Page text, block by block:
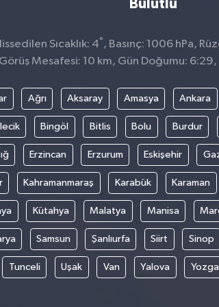
Bulutlu
Sıcaklık: 4° , Basınç: 1006 hPa,
Mesafesi: 10 km, Gün Doğumu: 6:29,
Ağrı Aksaray Amasya Ankara
Bingöl Bitlis Bolu Burdur
Erzincan Erzurum Eskişehir
Kahramanmaraş Karabük Karaman
Kütahya Malatya Manisa
Samsun Şanlıurfa Siirt Sinop
Tunceli Uşak Van Yalova